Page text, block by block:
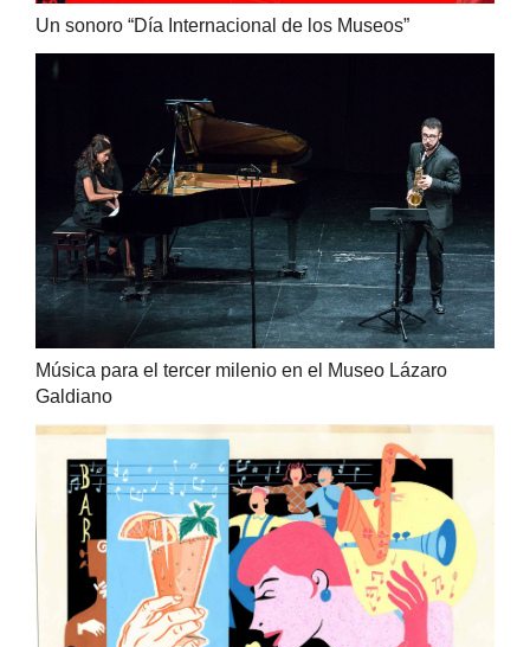
Un sonoro “Día Internacional de los Museos”
Música para el tercer milenio en el Museo Lázaro
Galdiano